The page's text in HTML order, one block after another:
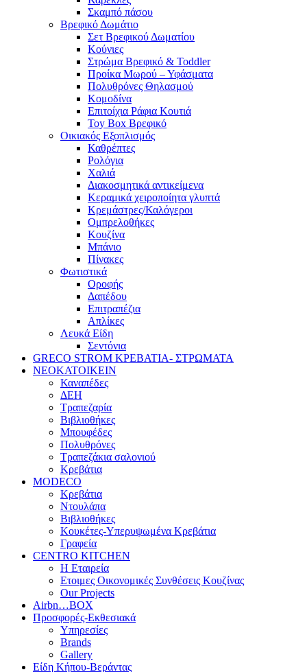
Σκαμπό πάσου
Βρεφικό Δωμάτιο
Σετ Βρεφικού Δωματίου
Κούνιες
Στρώμα Βρεφικό & Toddler
Προίκα Μωρού – Υφάσματα
Πολυθρόνες Θηλασμού
Κομοδίνα
Επιτοίχια Ράφια Κουτιά
Toy Box Βρεφικό
Οικιακός Εξοπλισμός
Καθρέπτες
Ρολόγια
Χαλιά
Διακοσμητικά αντικείμενα
Κεραμικά χειροποίητα γλυπτά
Κρεμάστρες/Καλόγεροι
Ομπρελοθήκες
Κουζίνα
Μπάνιο
Πίνακες
Φωτιστικά
Οροφής
Δαπέδου
Επιτραπέζια
Απλίκες
Λευκά Είδη
Σεντόνια
GRECO STROM ΚΡΕΒΑΤΙΑ- ΣΤΡΩΜΑΤΑ
ΝΕΟΚΑΤΟΙΚΕΙΝ
Καναπέδες
ΔΕΗ
Τραπεζαρία
Βιβλιοθήκες
Μπουφέδες
Πολυθρόνες
Τραπεζάκια σαλονιού
Κρεβάτια
MODECO
Κρεβάτια
Ντουλάπα
Βιβλιοθήκες
Κουκέτες-Υπερυψωμένα Κρεβάτια
Γραφεία
CENTRO KITCHEN
Η Εταιρεία
Ετοιμες Οικονομικές Συνθέσεις Κουζίνας
Our Projects
Airbn…BOX
Προσφορές-Εκθεσιακά
Υπηρεσίες
Brands
Gallery
Είδη Κήπου-Βεράντας